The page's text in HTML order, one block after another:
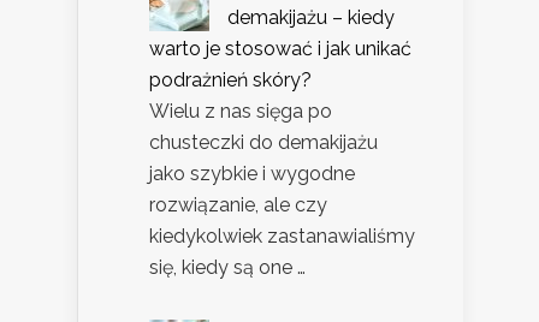
demakijażu – kiedy
warto je stosować i jak unikać
podrażnień skóry?
Wielu z nas sięga po
chusteczki do demakijażu
jako szybkie i wygodne
rozwiązanie, ale czy
kiedykolwiek zastanawialiśmy
się, kiedy są one …